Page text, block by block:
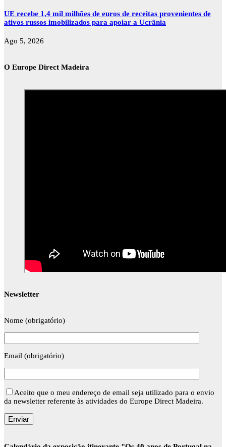
UE recebe 1,4 mil milhões de euros de receitas provenientes de
ativos russos imobilizados para apoiar a Ucrânia
Ago 5, 2026
O Europe Direct Madeira
Newsletter
Nome (obrigatório)
Email (obrigatório)
Aceito que o meu endereço de email seja utilizado para o envio
da newsletter referente às atividades do Europe Direct Madeira.